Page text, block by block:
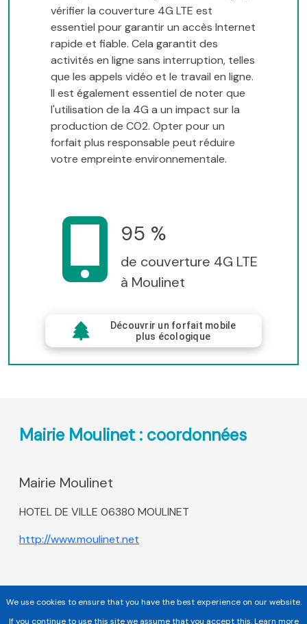
vérifier la couverture 4G LTE est
essentiel pour garantir un accès Internet
rapide et fiable. Cela garantit des
activités en ligne sans interruption, telles
que les appels vidéo et le travail en ligne.
Il est également essentiel de noter que
l'utilisation de la 4G a un impact sur la
production de CO2. Opter pour un
forfait plus responsable peut réduire
votre empreinte environnementale.
95 %
de couverture 4G LTE
à Moulinet
Découvrir un forfait mobile
plus écologique
Mairie Moulinet : coordonnées
Mairie Moulinet
HOTEL DE VILLE 06380 MOULINET
http://www.moulinet.net
We use cookies to ensure that you have the best experience on our website.
If you continue to use this site we assume that you accept this.Learn more